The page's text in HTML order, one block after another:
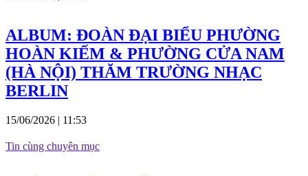
ALBUM: ĐOÀN ĐẠI BIỂU PHƯỜNG
HOÀN KIẾM & PHƯỜNG CỬA NAM
(HÀ NỘI) THĂM TRƯỜNG NHẠC
BERLIN
15/06/2026 | 11:53
Tin cùng chuyên mục